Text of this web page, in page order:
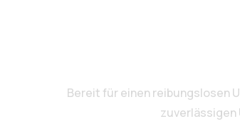
Bereit für einen reibungslosen